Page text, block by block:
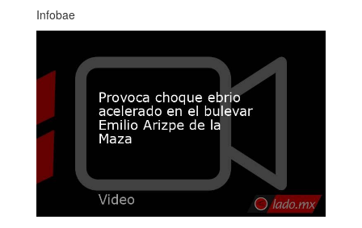
Infobae